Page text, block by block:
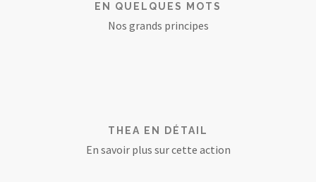
EN QUELQUES MOTS
Nos grands principes
THEA EN DÉTAIL
En savoir plus sur cette action